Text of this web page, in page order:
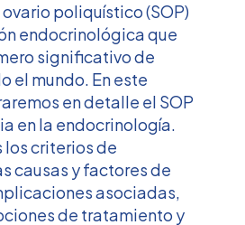
poliquístico (SOP)
endocrinológica que
significativo de
el mundo. En este
en detalle el SOP
en la endocrinología.
los criterios de
causas y factores de
asociadas,
de tratamiento y